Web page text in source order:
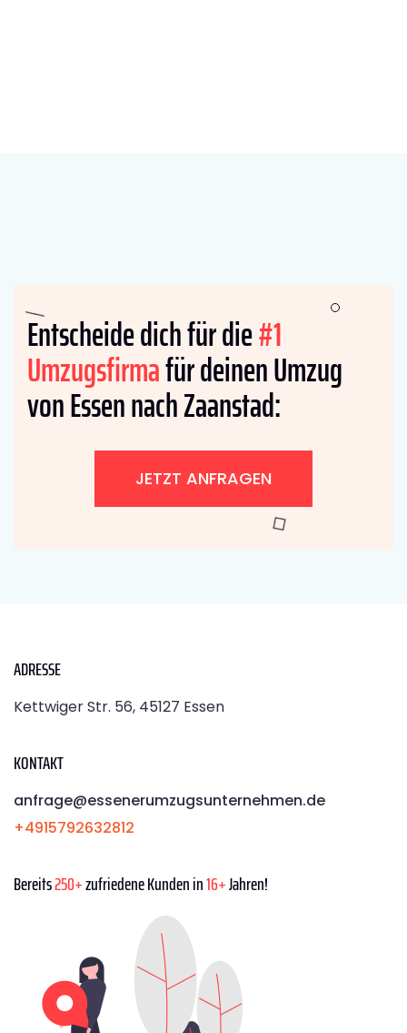
Entscheide dich für die#1
Umzugsfirmafür deinen Umzug
von Essen nach Zaanstad:
JETZT ANFRAGEN
ADRESSE
Kettwiger Str. 56, 45127 Essen
KONTAKT
anfrage@essenerumzugsunternehmen.de
+4915792632812
Bereits250+zufriedene Kunden in16+Jahren!